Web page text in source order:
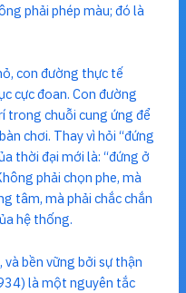
phải phép màu; đó là
con đường thực tế
cực đoan. Con đường
trong chuỗi cung ứng để
chơi. Thay vì hỏi “đứng
thời đại mới là: “đứng ở
phải chọn phe, mà
tâm, mà phải chắc chắn
hệ thống.
và bền vững bởi sự thận
là một nguyên tắc